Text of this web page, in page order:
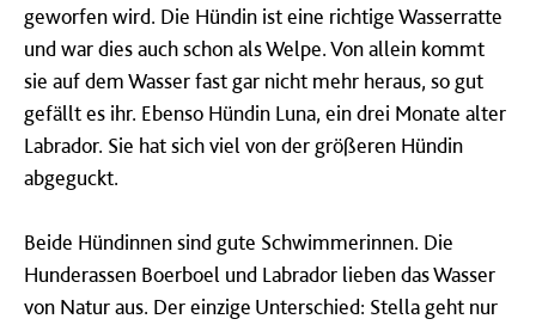
geworfen wird. Die Hündin ist eine richtige Wasserratte
und war dies auch schon als Welpe. Von allein kommt
sie auf dem Wasser fast gar nicht mehr heraus, so gut
gefällt es ihr. Ebenso Hündin Luna, ein drei Monate alter
Labrador. Sie hat sich viel von der größeren Hündin
abgeguckt.
Beide Hündinnen sind gute Schwimmerinnen. Die
Hunderassen Boerboel und Labrador lieben das Wasser
von Natur aus. Der einzige Unterschied: Stella geht nur